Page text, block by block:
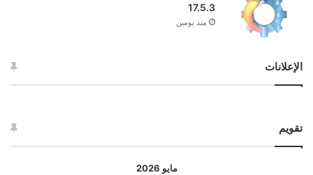
17.5.3
منذ يومين
الإعلانات
تقويم
مايو 2026